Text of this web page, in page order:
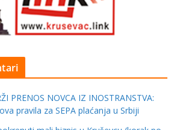
PRENOS NOVCA IZ INOSTRANSTVA:
pravila za SEPA plaćanja u Srbiji